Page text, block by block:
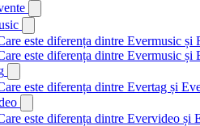
este diferența dintre Evermusic și
este diferența dintre Evermusic și
este diferența dintre Evertag și
este diferența dintre Evervideo și